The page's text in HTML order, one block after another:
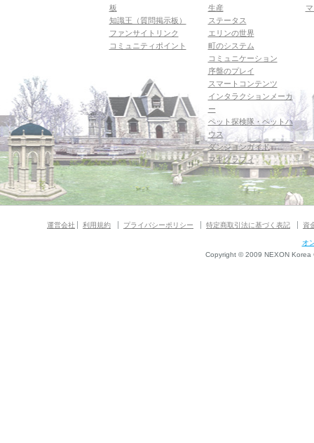
板
知識王（質問掲示板）
ファンサイトリンク
コミュニティポイント
生産
ステータス
エリンの世界
町のシステム
コミュニケーション
序盤のプレイ
スマートコンテンツ
インタラクションメーカ
ー
ペット探検隊・ペットハ
ウス
ダンジョンガイド
マギグラフィ
運営会社 利用規約 プライバシーポリシー 特定商取引法に基づく表記 資
オ
Copyright © 2009 NEXON Korea